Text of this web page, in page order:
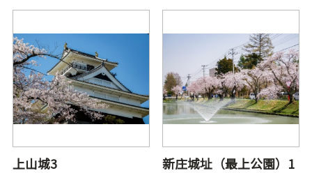
上山城3 新庄城址（最上公園）1